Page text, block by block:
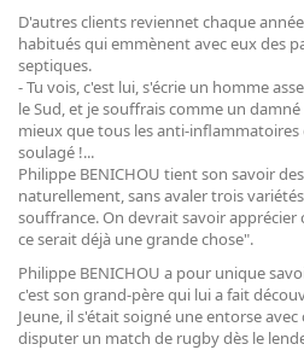
D'autres clients reviennet chaque
habitués qui emmènent avec eux des
septiques.
- Tu vois, c'est lui, s'écrie un homme
le Sud, et je souffrais comme un
mieux que tous les anti-
soulagé !...
Philippe BENICHOU tient son savoir
naturellement, sans avaler trois
souffrance. On devrait savoir
ce serait déjà une grande chose".
Philippe BENICHOU a pour unique
c'est son grand-père qui lui a fait
Jeune, il s'était soigné une entorse
disputer un match de rugby dès le